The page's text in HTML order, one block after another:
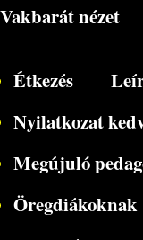
Vakbarát nézet
Étkezés
Nyilatkozat
Megújuló
Öregdiákoknak